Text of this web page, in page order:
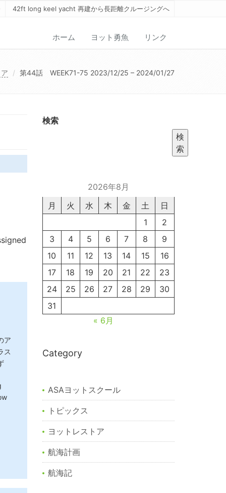
42ft long keel yacht 再建から長距離クルージングへ
ホーム ヨット勇魚 リンク
第44話 WEEK71-75 2023/12/25 – 2024/01/27
ア
ス
検索
検
索
2026年8月
月
火 水 木 金 土
日
1
2
3
4 5 6 7 8
9
10
11 12 13 14 15
16
17
18 19 20 21 22
23
24
25 26 27 28 29
30
31
« 6月
Category
ASAヨットスクール
トピックス
ヨットレストア
航海計画
航海記